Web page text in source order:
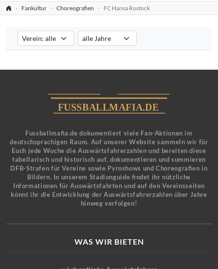
Fankultur Choreografien FC Hansa Rostock
Verein auswählen
Filtert die Choreografien nach dem ausgewählten Verein.
Saison auswählen
Filtert die Choreografien nach der
Fussballmafia.de dokumentiert viele Fan-Aktionen im
deutschsprachigen Raum. Auf unserer Website sammeln wir für
Euch jede Woche die Auswärtsfahrerzahlen und bereiten diese
tabellarisch und historisch auf, dokumentieren und summieren
DFB-Strafen für Vereine sowie Pyroshows und Choreografien in
Bildern. In unserem Stadionguide findet ihr nützliche
Informationen für Auswärtsfahrten und auf den Vereinsseiten
könnt ihr die Entwicklung der Auswärtsfahrerzahlen über Jahre
hinweg verfolgen!
WAS WIR BIETEN